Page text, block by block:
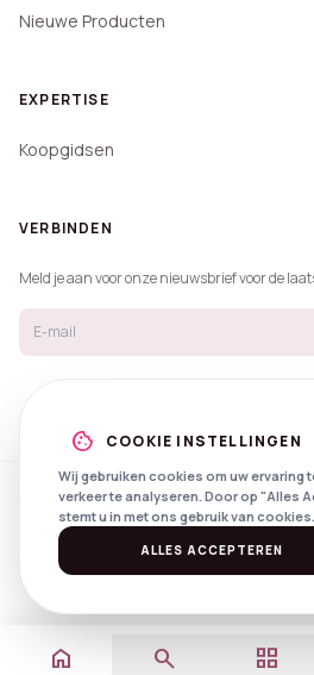
home search grid_view
Nieuwe Producten
EXPERTISE
Koopgidsen
VERBINDEN
Meld je aan voor onze nieuwsbrief voor de
© 2026
Created with
by
SpotlightsPrivacy
cookie COOKIE INSTELLINGEN
Wij gebruiken cookies om uw ervaring
verkeer te analyseren. Door op "Alles
stemt u in met ons gebruik van cookies.
ALLES ACCEPTEREN